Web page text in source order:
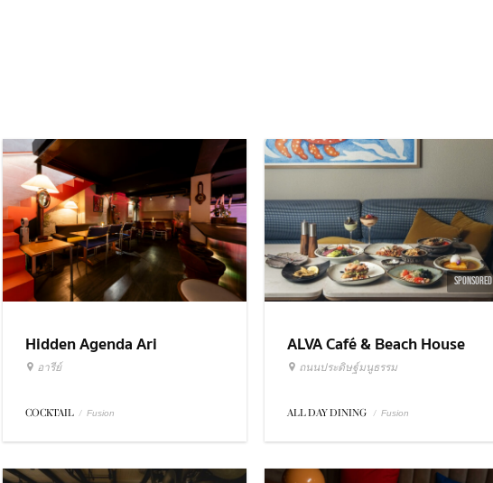
Hidden Agenda Ari
อารีย์
COCKTAIL / Fusion
SPONSORED
ALVA Café & Beach House
ถนนประดิษฐ์มนูธรรม
ALL DAY DINING / Fusion